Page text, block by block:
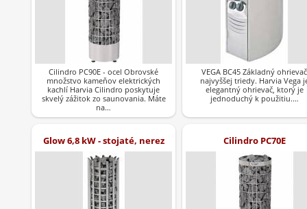
Cilindro PC90E - ocel Obrovské
množstvo kameňov elektrických
kachlí Harvia Cilindro poskytuje
skvelý zážitok zo saunovania. Máte
na…
VEGA BC45 Základný ohrievač
najvyššej triedy. Harvia Vega
elegantný ohrievač, ktorý je
jednoduchý k použitiu.…
Glow 6,8 kW - stojaté, nerez Cilindro PC70E